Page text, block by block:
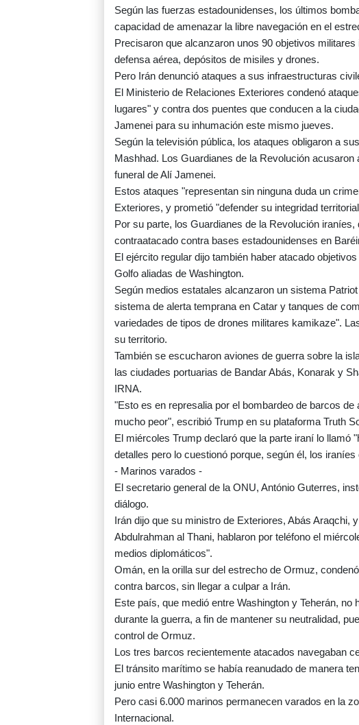
Según las fuerzas estadounidenses, los últimos
capacidad de amenazar la libre navegación en el
Precisaron que alcanzaron unos 90 objetivos
defensa aérea, depósitos de misiles y drones.
Pero Irán denunció ataques a sus infraestructuras
El Ministerio de Relaciones Exteriores condenó
lugares" y contra dos puentes que conducen a la
Jamenei para su inhumación este mismo jueves.
Según la televisión pública, los ataques obligaron a
Mashhad. Los Guardianes de la Revolución
funeral de Alí Jamenei.
Estos ataques "representan sin ninguna duda un
Exteriores, y prometió "defender su integridad
Por su parte, los Guardianes de la Revolución
contraatacado contra bases estadounidenses en
El ejército regular dijo también haber atacado
Golfo aliadas de Washington.
Según medios estatales alcanzaron un sistema
sistema de alerta temprana en Catar y tanques de
variedades de tipos de drones militares kamikaze".
su territorio.
También se escucharon aviones de guerra sobre la
las ciudades portuarias de Bandar Abás, Konarak y
IRNA.
"Esto es en represalia por el bombardeo de barcos
mucho peor", escribió Trump en su plataforma Truth
El miércoles Trump declaró que la parte iraní lo llamó
detalles pero lo cuestionó porque, según él, los
- Marinos varados -
El secretario general de la ONU, António Guterres,
diálogo.
Irán dijo que su ministro de Exteriores, Abás Araqchi,
Abdulrahman al Thani, hablaron por teléfono el
medios diplomáticos".
Omán, en la orilla sur del estrecho de Ormuz,
contra barcos, sin llegar a culpar a Irán.
Este país, que medió entre Washington y Teherán, no
durante la guerra, a fin de mantener su neutralidad,
control de Ormuz.
Los tres barcos recientemente atacados navegaban
El tránsito marítimo se había reanudado de manera
junio entre Washington y Teherán.
Pero casi 6.000 marinos permanecen varados en la
Internacional.